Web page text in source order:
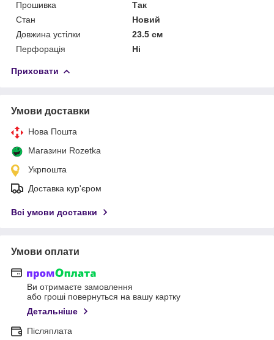
Прошивка
Так
Стан
Новий
Довжина устілки
23.5 см
Перфорація
Ні
Приховати
Умови доставки
Нова Пошта
Магазини Rozetka
Укрпошта
Доставка кур'єром
Всі умови доставки
Умови оплати
Ви отримаєте замовлення
або гроші повернуться на вашу картку
Детальніше
Післяплата